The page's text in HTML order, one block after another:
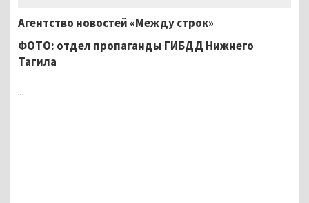
Агентство новостей «Между строк»
ФОТО: отдел пропаганды ГИБДД Нижнего
Тагила
...